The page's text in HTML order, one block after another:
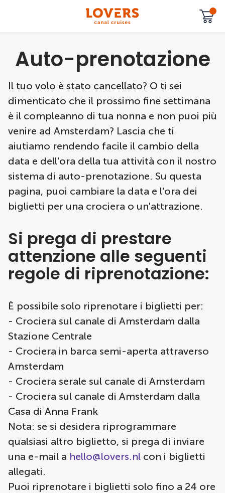
Auto-prenotazione
Il tuo volo è stato cancellato? O ti sei
dimenticato che il prossimo fine settimana
è il compleanno di tua nonna e non puoi più
venire ad Amsterdam? Lascia che ti
aiutiamo rendendo facile il cambio della
data e dell'ora della tua attività con il nostro
sistema di auto-prenotazione. Su questa
pagina, puoi cambiare la data e l'ora dei
biglietti per una crociera o un'attrazione.
Si prega di prestare
attenzione alle seguenti
regole di riprenotazione:
È possibile solo riprenotare i biglietti per:
- Crociera sul canale di Amsterdam dalla
Stazione Centrale
- Crociera in barca semi-aperta attraverso
Amsterdam
- Crociera serale sul canale di Amsterdam
- Crociera sul canale di Amsterdam dalla
Casa di Anna Frank
Nota: se si desidera riprogrammare
qualsiasi altro biglietto, si prega di inviare
una e-mail a hello@lovers.nl con i biglietti
allegati.
Puoi riprenotare i biglietti solo fino a 24 ore